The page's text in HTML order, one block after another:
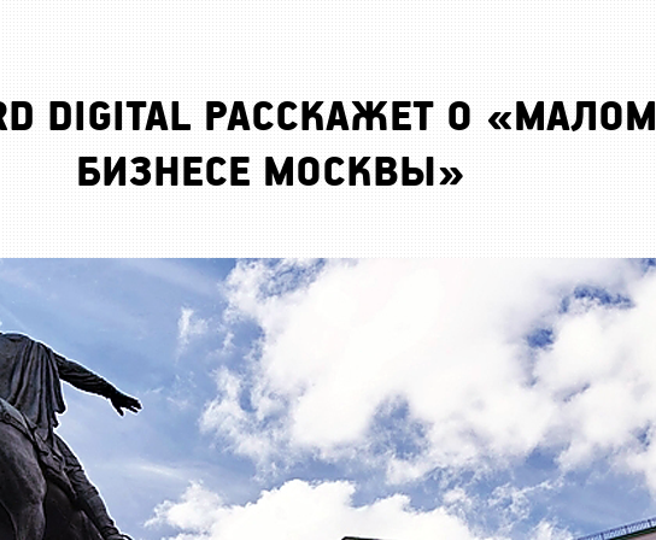
DIGITAL РАССКАЖЕТ О «МАЛОМ
БИЗНЕСЕ МОСКВЫ»